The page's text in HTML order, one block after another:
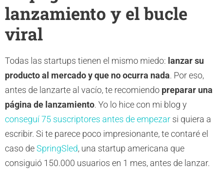
lanzamiento y el bucle
viral
Todas las startups tienen el mismo miedo: lanzar su
producto al mercado y que no ocurra nada. Por eso,
antes de lanzarte al vacío, te recomiendo preparar una
página de lanzamiento. Yo lo hice con mi blog y
conseguí 75 suscriptores antes de empezar si quiera a
escribir. Si te parece poco impresionante, te contaré el
caso deSpringSled, una startup americana que
consiguió 150.000 usuarios en 1 mes, antes de lanzar.